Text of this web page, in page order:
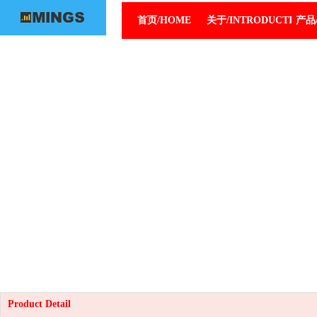
首页/HOME 关于/INTRODUCTION
产
Product Detail